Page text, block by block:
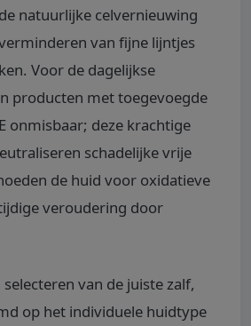
natuurlijke celvernieuwing
van fijne lijntjes
Voor de dagelijkse
producten met toegevoegde
onmisbaar; deze krachtige
schadelijke vrije
de huid voor oxidatieve
veroudering door
van de juiste zalf,
op het individuele huidtype